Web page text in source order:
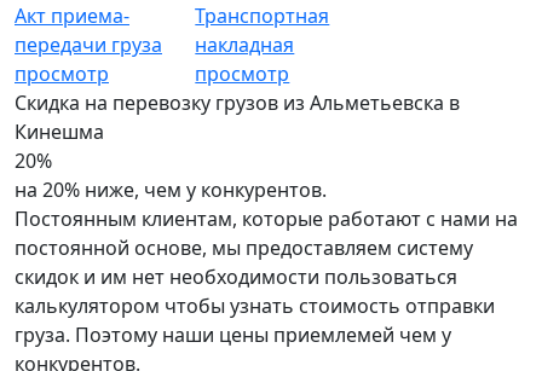
Акт приема-
передачи груза
просмотр
Транспортная
накладная
просмотр
Скидка на перевозку грузов из Альметьевска в
Кинешма
20%
на 20% ниже, чем у конкурентов.
Постоянным клиентам, которые работают с нами на
постоянной основе, мы предоставляем систему
скидок и им нет необходимости пользоваться
калькулятором чтобы узнать стоимость отправки
груза. Поэтому наши цены приемлемей чем у
конкурентов.